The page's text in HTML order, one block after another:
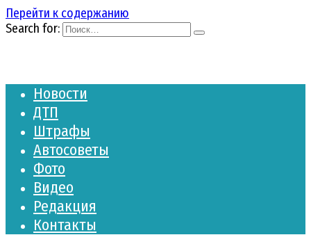
Перейти к содержанию
Search for:
Новости
ДТП
Штрафы
Автосоветы
Фото
Видео
Редакция
Контакты